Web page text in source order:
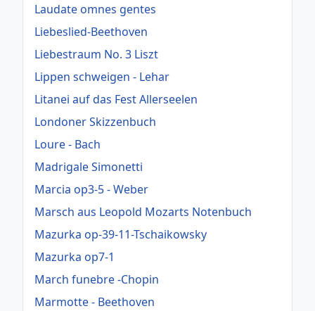
Laudate omnes gentes
Liebeslied-Beethoven
Liebestraum No. 3 Liszt
Lippen schweigen - Lehar
Litanei auf das Fest Allerseelen
Londoner Skizzenbuch
Loure - Bach
Madrigale Simonetti
Marcia op3-5 - Weber
Marsch aus Leopold Mozarts Notenbuch
Mazurka op-39-11-Tschaikowsky
Mazurka op7-1
March funebre -Chopin
Marmotte - Beethoven